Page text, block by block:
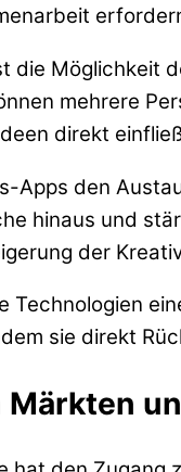
die Möglichkeit
mehrere
direkt
Apps den
hinaus und
der
sie direkt